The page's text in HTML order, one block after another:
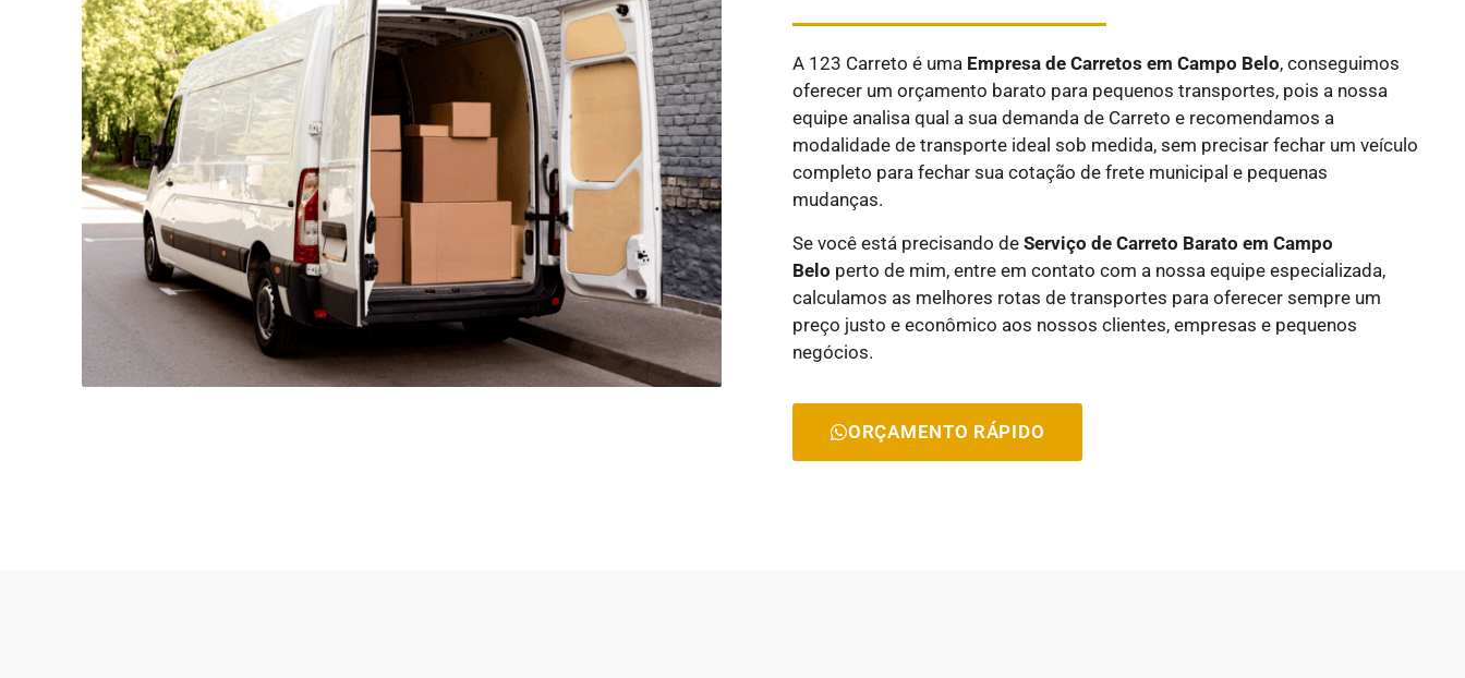
A 123 Carreto é uma Empresa de Carretos emCampo Belo, conseguimos
oferecer um orçamento barato para pequenos transportes, pois a nossa
equipe analisa qual a sua demanda de Carreto e recomendamos a
modalidade de transporte ideal sob medida, sem precisar fechar um veículo
completo para fechar sua cotação de frete municipal e pequenas
mudanças.
Se você está precisando deServiço de Carreto Barato emCampo
Belo perto de mim, entre em contato com a nossa equipe especializada,
calculamos as melhores rotas de transportes para oferecer sempre um
preço justo e econômico aos nossos clientes, empresas e pequenos
negócios.
ORÇAMENTO RÁPIDO